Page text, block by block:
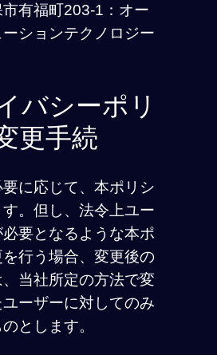
有福町203-1：オー
ションテクノロジー
バシーポリ
更手続
に応じて、本ポリシ
。但し、法令上ユー
要となるような本ポ
を行う場合、変更後の
当社所定の方法で変
ーザーに対してのみ
とします。